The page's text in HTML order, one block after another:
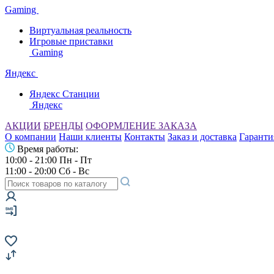
Gaming
Виртуальная реальность
Игровые приставки
Gaming
Яндекс
Яндекс Станции
Яндекс
АКЦИИ БРЕНДЫ ОФОРМЛЕНИЕ ЗАКАЗА
О компании Наши клиенты Контакты Заказ и доставка
Время работы:
10:00 - 21:00 Пн - Пт
11:00 - 20:00 Сб - Вс